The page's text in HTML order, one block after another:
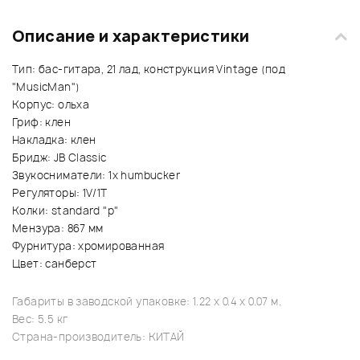
Описание и характеристики
Тип: бас-гитара, 21 лад, конструкция Vintage (под
"MusicMan")
Корпус: ольха
Гриф: клен
Накладка: клен
Бридж: JB Classic
Звукосниматели: 1x humbucker
Регуляторы: 1V/1T
Колки: standard "p"
Мензура: 867 мм
Фурнитура: хромированная
Цвет: санберст
Габариты в заводской упаковке: 1.22 x 0.4 x 0.07 м.
Вес: 5.5 кг
Страна-производитель: КИТАЙ